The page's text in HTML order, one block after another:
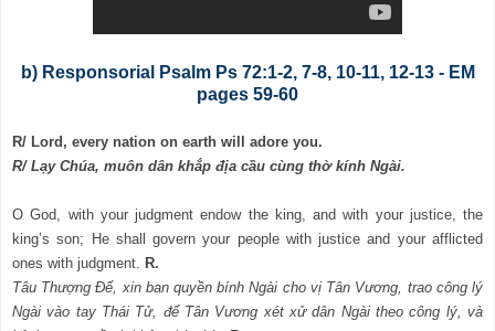
b) Responsorial Psalm Ps 72:1-2, 7-8, 10-11, 12-13 - EM
pages 59-60
R/ Lord, every nation on earth will adore you.
R/ Lạy Chúa, muôn dân khắp địa cầu cùng thờ kính Ngài.
O God, with your judgment endow the king, and with your justice, the
king’s son; He shall govern your people with justice and your afflicted
ones with judgment.
R.
Tâu Thượng Đế, xin ban quyền bính Ngài cho vị Tân Vương, trao công lý
Ngài vào tay Thái Tử, để Tân Vương xét xử dân Ngài theo công lý, và